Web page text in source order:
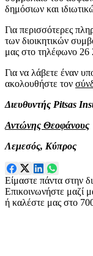
δημόσιων και
Για περισσότερες
των διοικητικών
μας στο τηλέφωνο
Για να λάβετε έναν
ακολουθήστε τον
Διευθυντής Pitsas
Αντώνης Θεοφάνους
Λεμεσός, Κύπρος
Είμαστε πάντα στην
Επικοινωνήστε μαζί
ή καλέστε μας στο